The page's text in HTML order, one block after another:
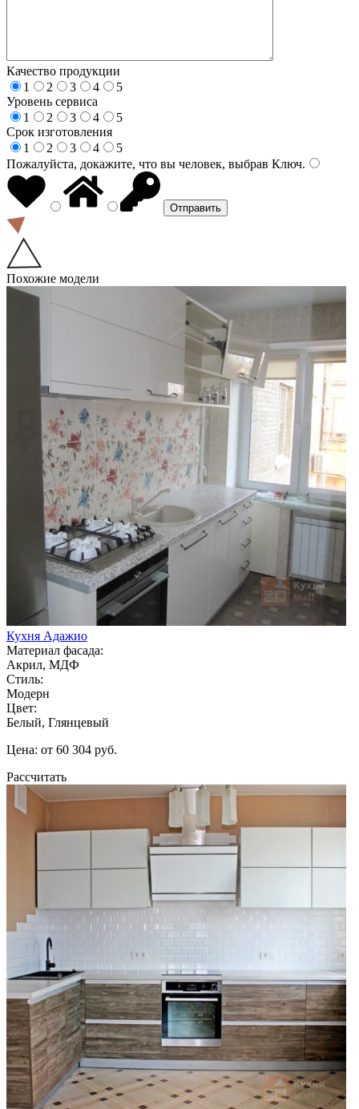
Качество продукции
1
2 3 4
5
Уровень сервиса
1
2 3 4
5
Срок изготовления
1
2 3 4
5
Пожалуйста, докажите, что вы человек, выбрав Ключ.
Похожие модели
Кухня Адажио
Материал фасада:
Акрил, МДФ
Стиль:
Модерн
Цвет:
Белый, Глянцевый
Цена: от 60 304 руб.
Рассчитать